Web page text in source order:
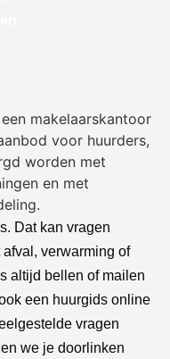
Dat kan vragen
verwarming of
altijd bellen of mailen
een huurgids online
vragen
we je doorlinken